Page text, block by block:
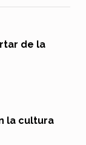
de la
la cultura